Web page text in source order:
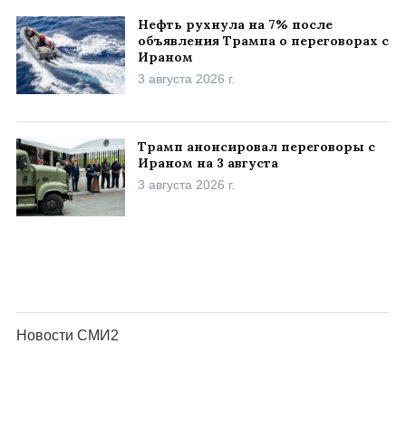
Нефть рухнула на 7% после
объявления Трампа о переговорах с
Ираном
3 августа 2026 г.
Трамп анонсировал переговоры с
Ираном на 3 августа
3 августа 2026 г.